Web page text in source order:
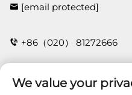
[email protected]
+86（020） 81272666
お問い合わせ
We value your